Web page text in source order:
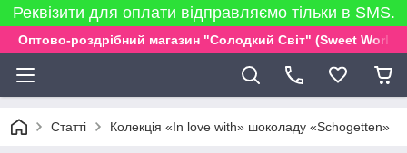
Реквізити для оплати відправляємо тільки в SMS.
Оптово-роздрібний магазин "Солодкий Світ" (Sweet World)
Статті Колекція «In love with» шоколаду «Schogetten»